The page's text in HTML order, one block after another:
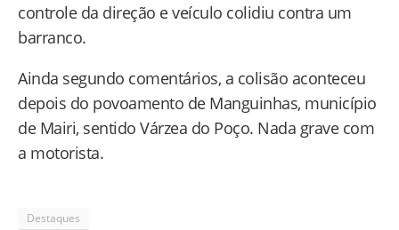
controle da direção e veículo colidiu contra um
barranco.
Ainda segundo comentários, a colisão aconteceu
depois do povoamento de Manguinhas, município
de Mairi, sentido Várzea do Poço. Nada grave com
a motorista.
Destaques